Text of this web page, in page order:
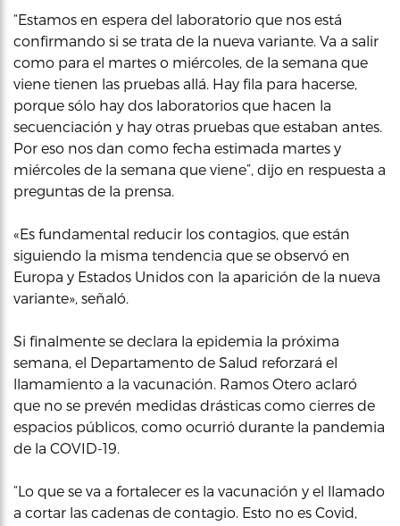
“Estamos en espera del laboratorio que nos está
confirmando si se trata de la nueva variante. Va a salir
como para el martes o miércoles, de la semana que
viene tienen las pruebas allá. Hay fila para hacerse,
porque sólo hay dos laboratorios que hacen la
secuenciación y hay otras pruebas que estaban antes.
Por eso nos dan como fecha estimada martes y
miércoles de la semana que viene”, dijo en respuesta a
preguntas de la prensa.
«Es fundamental reducir los contagios, que están
siguiendo la misma tendencia que se observó en
Europa y Estados Unidos con la aparición de la nueva
variante», señaló.
Si finalmente se declara la epidemia la próxima
semana, el Departamento de Salud reforzará el
llamamiento a la vacunación. Ramos Otero aclaró
que no se prevén medidas drásticas como cierres de
espacios públicos, como ocurrió durante la pandemia
de la COVID-19.
“Lo que se va a fortalecer es la vacunación y el llamado
a cortar las cadenas de contagio. Esto no es Covid,